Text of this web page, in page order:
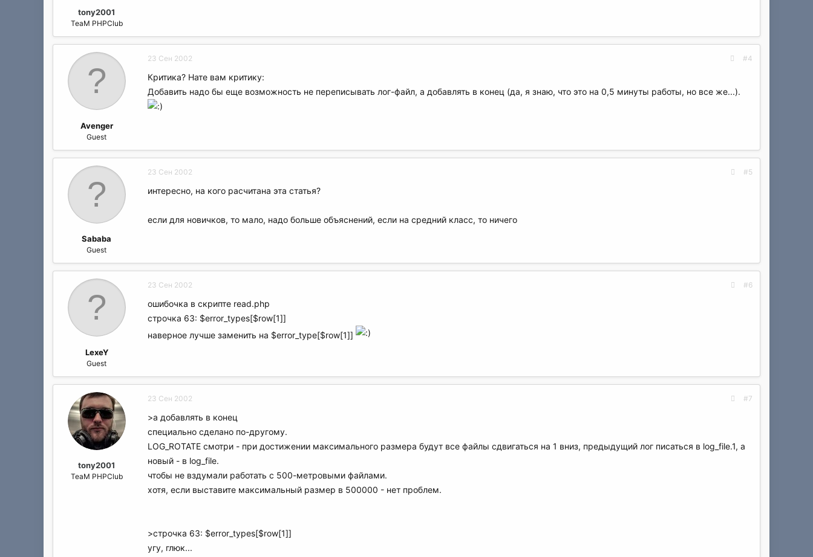
tony2001
TeaM PHPClub
Avenger
Guest
23 Сен 2002 #4
Критика? Нате вам критику:
Добавить надо бы еще возможность не переписывать лог-файл, а добавлять в конец (да, я знаю, что это на 0,5 минуты работы, но все же...).
Sababa
Guest
23 Сен 2002 #5
интересно, на кого расчитана эта статья?
если для новичков, то мало, надо больше объяснений, если на средний класс, то ничего
LexeY
Guest
23 Сен 2002 #6
ошибочка в скрипте read.php
строчка 63: $error_types[$row[1]]
наверное лучше заменить на $error_type[$row[1]]
tony2001
TeaM PHPClub
23 Сен 2002 #7
>а добавлять в конец
специально сделано по-другому.
LOG_ROTATE смотри - при достижении максимального размера будут все файлы сдвигаться на 1 вниз, предыдущий лог писаться в log_file.1, а
новый - в log_file.
чтобы не вздумали работать с 500-метровыми файлами.
хотя, если выставите максимальный размер в 500000 - нет проблем.
>строчка 63: $error_types[$row[1]]
угу, глюк...